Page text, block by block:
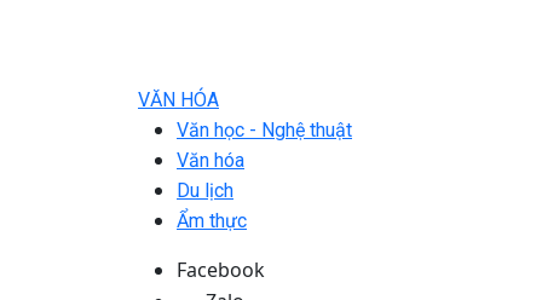
VĂN HÓA
Văn học - Nghệ thuật
Văn hóa
Du lịch
Ẩm thực
Facebook